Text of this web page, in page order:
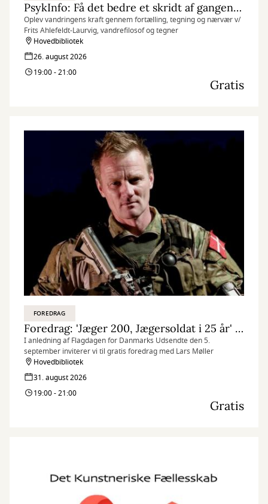
PsykInfo: Få det bedre et skridt af gangen: Foredrag om at vandre v/ Frits Ahlefeldt-Laurvig
Oplev vandringens kraft gennem fortælling, tegning og nærvær v/
Frits Ahlefeldt-Laurvig, vandrefilosof og tegner
Hovedbibliotek
26. august 2026
19:00 - 21:00
Gratis
FOREDRAG
Foredrag: 'Jæger 200, Jægersoldat i 25 år' v/ Lars Møller
I anledning af Flagdagen for Danmarks Udsendte den 5.
september inviterer vi til gratis foredrag med Lars Møller
Hovedbibliotek
31. august 2026
19:00 - 21:00
Gratis